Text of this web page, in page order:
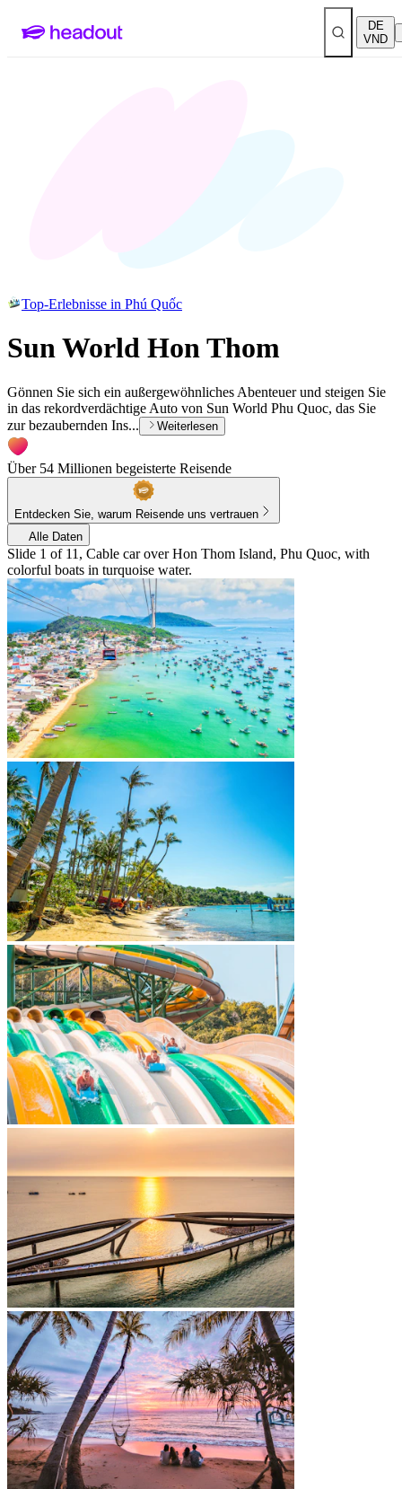
DE
VND
Top-Erlebnisse in Phú Quốc
Sun World Hon Thom
Gönnen Sie sich ein außergewöhnliches Abenteuer und steigen Sie
in das rekordverdächtige Auto von Sun World Phu Quoc, das Sie
zur bezaubernden Ins...
Weiterlesen
Über 54 Millionen begeisterte Reisende
Entdecken Sie, warum Reisende uns vertrauen
Alle Daten
Slide 1 of 11, Cable car over Hon Thom Island, Phu Quoc, with
colorful boats in turquoise water.